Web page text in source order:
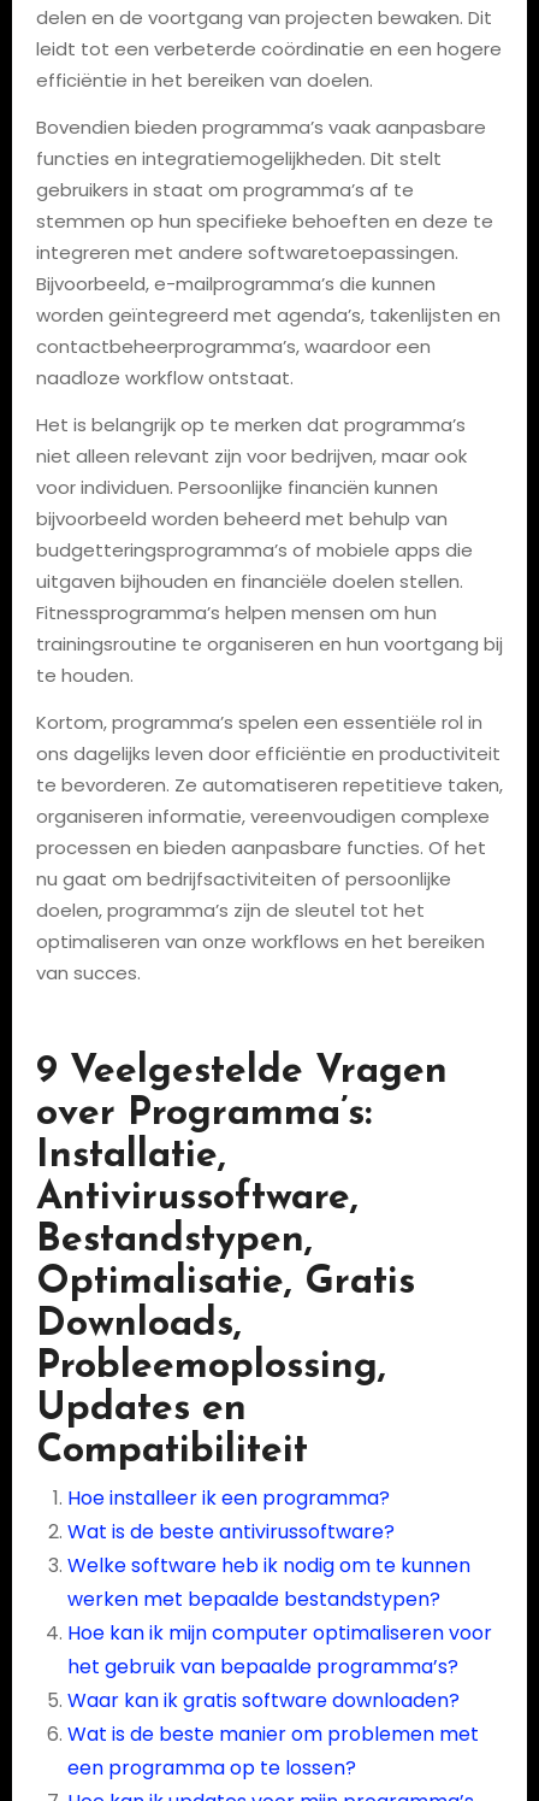
delen en de voortgang van projecten bewaken. Dit
leidt tot een verbeterde coördinatie en een hogere
efficiëntie in het bereiken van doelen.
Bovendien bieden programma’s vaak aanpasbare
functies en integratiemogelijkheden. Dit stelt
gebruikers in staat om programma’s af te
stemmen op hun specifieke behoeften en deze te
integreren met andere softwaretoepassingen.
Bijvoorbeeld, e-mailprogramma’s die kunnen
worden geïntegreerd met agenda’s, takenlijsten en
contactbeheerprogramma’s, waardoor een
naadloze workflow ontstaat.
Het is belangrijk op te merken dat programma’s
niet alleen relevant zijn voor bedrijven, maar ook
voor individuen. Persoonlijke financiën kunnen
bijvoorbeeld worden beheerd met behulp van
budgetteringsprogramma’s of mobiele apps die
uitgaven bijhouden en financiële doelen stellen.
Fitnessprogramma’s helpen mensen om hun
trainingsroutine te organiseren en hun voortgang bij
te houden.
Kortom, programma’s spelen een essentiële rol in
ons dagelijks leven door efficiëntie en productiviteit
te bevorderen. Ze automatiseren repetitieve taken,
organiseren informatie, vereenvoudigen complexe
processen en bieden aanpasbare functies. Of het
nu gaat om bedrijfsactiviteiten of persoonlijke
doelen, programma’s zijn de sleutel tot het
optimaliseren van onze workflows en het bereiken
van succes.
9 Veelgestelde Vragen
over Programma’s:
Installatie,
Antivirussoftware,
Bestandstypen,
Optimalisatie, Gratis
Downloads,
Probleemoplossing,
Updates en
Compatibiliteit
Hoe installeer ik een programma?
Wat is de beste antivirussoftware?
Welke software heb ik nodig om te kunnen
werken met bepaalde bestandstypen?
Hoe kan ik mijn computer optimaliseren voor
het gebruik van bepaalde programma’s?
Waar kan ik gratis software downloaden?
Wat is de beste manier om problemen met
een programma op te lossen?